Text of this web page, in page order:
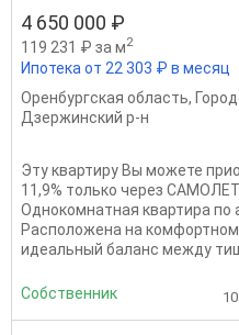
4 650 000 ₽
119 231 ₽ за м2
Ипотека от 22 303 ₽ в месяц
Оренбургская область,
Дзержинский р-н
Эту квартиру Вы можете
11,9% только через
Однокомнатная квартира по
Расположена на
идеальный баланс между
Собственник